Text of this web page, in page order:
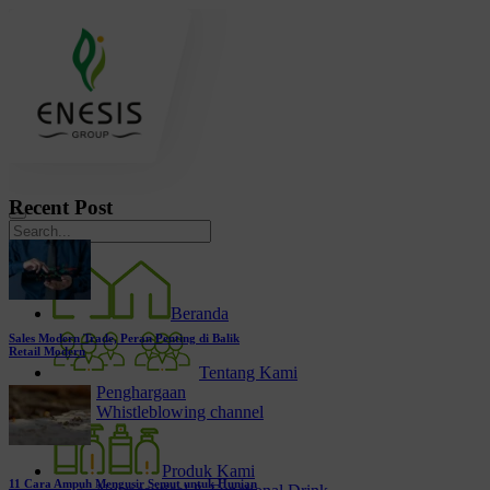
Beranda
Tentang Kami
Penghargaan
Whistleblowing channel
Produk Kami
Recent Post
Sales Modern Trade, Peran Penting di Balik
Retail Modern
11 Cara Ampuh Mengusir Semut untuk Hunian